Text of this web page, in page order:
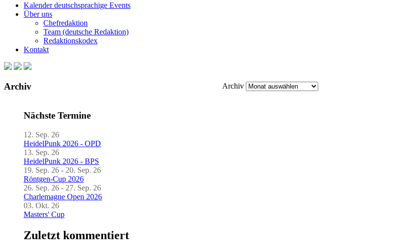
Kalender deutschsprachige Events
Über uns
Chefredaktion
Team (deutsche Redaktion)
Redaktionskodex
Kontakt
Archiv Archiv
Nächste Termine
12. Sep. 26
HeidelPunk 2026 - OPD
13. Sep. 26
HeidelPunk 2026 - BPS
19. Sep. 26 - 20. Sep. 26
Röntgen-Cup 2026
26. Sep. 26 - 27. Sep. 26
Charlemagne Open 2026
03. Okt. 26
Masters' Cup
Zuletzt kommentiert